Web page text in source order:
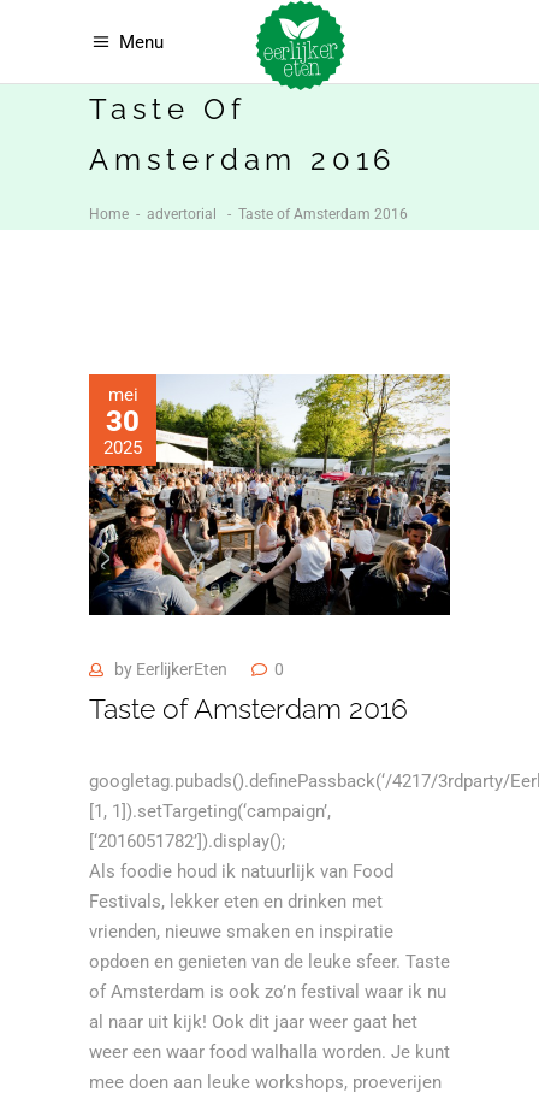
Menu
Taste Of
Amsterdam 2016
Home - advertorial - Taste of Amsterdam 2016
mei
30
2025
by EerlijkerEten 0
Taste of Amsterdam 2016
googletag.pubads().definePassback(‘/4217/3rdparty/
[1, 1]).setTargeting(‘campaign’,
[‘2016051782’]).display();
Als foodie houd ik natuurlijk van Food
Festivals, lekker eten en drinken met
vrienden, nieuwe smaken en inspiratie
opdoen en genieten van de leuke sfeer. Taste
of Amsterdam is ook zo’n festival waar ik nu
al naar uit kijk! Ook dit jaar weer gaat het
weer een waar food walhalla worden. Je kunt
mee doen aan leuke workshops, proeverijen